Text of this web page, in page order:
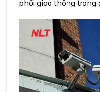
phối giao thông trong